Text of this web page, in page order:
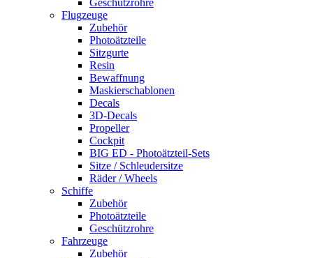
Geschützrohre
Flugzeuge
Zubehör
Photoätzteile
Sitzgurte
Resin
Bewaffnung
Maskierschablonen
Decals
3D-Decals
Propeller
Cockpit
BIG ED - Photoätzteil-Sets
Sitze / Schleudersitze
Räder / Wheels
Schiffe
Zubehör
Photoätzteile
Geschützrohre
Fahrzeuge
Zubehör